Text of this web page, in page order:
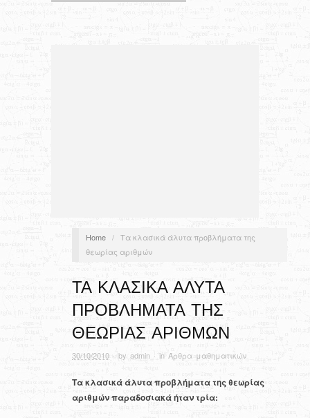
Home / Τα κλασικά άλυτα προβλήματα της
θεωρίας αριθμών
ΤΑ ΚΛΑΣΙΚΆ ΆΛΥΤΑ
ΠΡΟΒΛΉΜΑΤΑ ΤΗΣ
ΘΕΩΡΊΑΣ ΑΡΙΘΜΏΝ
30/10/2010 · by admin · in Άρθρα μαθηματικών
Τα κλασικά άλυτα προβλήματα της θεωρίας
αριθμών παραδοσιακά ήταν τρία: